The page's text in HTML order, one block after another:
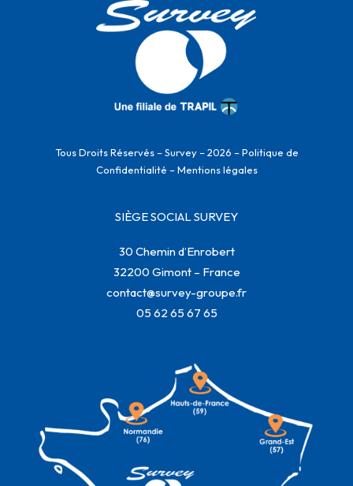
Tous Droits Réservés – Survey – 2026 –Politique de
Confidentialité –Mentions légales
SIÈGE SOCIAL SURVEY
30 Chemin d’Enrobert
32200 Gimont – France
contact@survey-groupe.fr
05 62 65 67 65